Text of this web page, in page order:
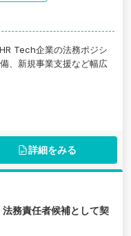
Tech企業の法務ポジシ
、新規事業支援など幅広
詳細をみる
務責任者候補として契